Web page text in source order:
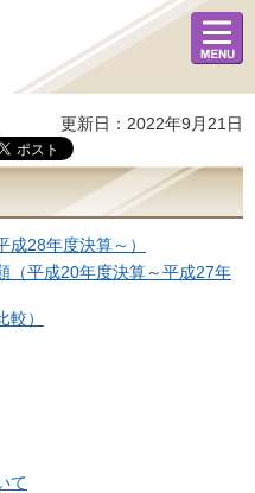
メニュ
ー
更新日：2022年9月21日
28年度決算～）
（平成20年度決算～平成27年
）
て